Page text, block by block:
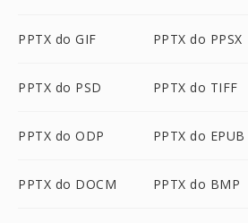
PPTX do GIF PPTX do PPSX
PPTX do PSD PPTX do TIFF
PPTX do ODP PPTX do EPUB
PPTX do DOCM PPTX do BMP